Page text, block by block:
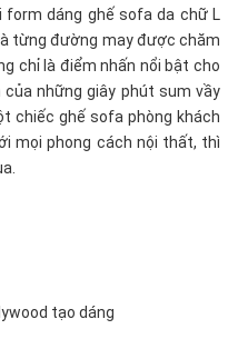
dáng ghế sofa da chữ L
từng đường may được chăm
chỉ là điểm nhấn nổi bật cho
những giây phút sum vầy
chiếc ghế sofa phòng khách
mọi phong cách nội thất, thì
tạo dáng